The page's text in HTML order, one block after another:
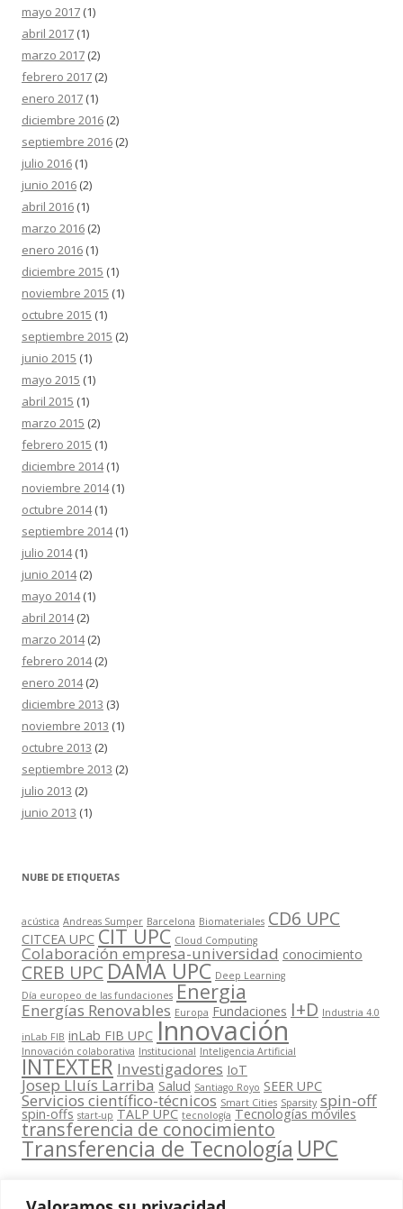
mayo 2017 (1)
abril 2017 (1)
marzo 2017 (2)
febrero 2017 (2)
enero 2017 (1)
diciembre 2016 (2)
septiembre 2016 (2)
julio 2016 (1)
junio 2016 (2)
abril 2016 (1)
marzo 2016 (2)
enero 2016 (1)
diciembre 2015 (1)
noviembre 2015 (1)
octubre 2015 (1)
septiembre 2015 (2)
junio 2015 (1)
mayo 2015 (1)
abril 2015 (1)
marzo 2015 (2)
febrero 2015 (1)
diciembre 2014(1)
noviembre 2014(1)
octubre 2014(1)
septiembre 2014(1)
julio 2014(1)
junio 2014(2)
mayo 2014(1)
abril 2014(2)
marzo 2014(2)
febrero 2014(2)
enero 2014(2)
diciembre 2013 (3)
noviembre 2013 (1)
octubre 2013 (2)
septiembre 2013 (2)
julio 2013 (2)
junio 2013 (1)
NUBE DE ETIQUETAS
acústica Andreas Sumper Barcelona Biomateriales CD6 UPC
CITCEA UPC CIT UPC Cloud Computing
Colaboración empresa-universidad conocimiento
CREB UPCDAMA UPC Deep Learning
Día europeo de las fundaciones Energia
Energías Renovables Europa Fundaciones I+D Industria 4.0
inLab FIB inLab FIB UPC Innovación
Innovación colaborativa Institucional Inteligencia Artificial
INTEXTER Investigadores IoT
Josep Lluís Larriba Salud Santiago Royo SEER UPC
Servicios científico-técnicos Smart Cities Sparsity spin-off
spin-offs start-up TALP UPC tecnología Tecnologías móviles
transferencia de conocimiento
Transferencia de Tecnología UPC